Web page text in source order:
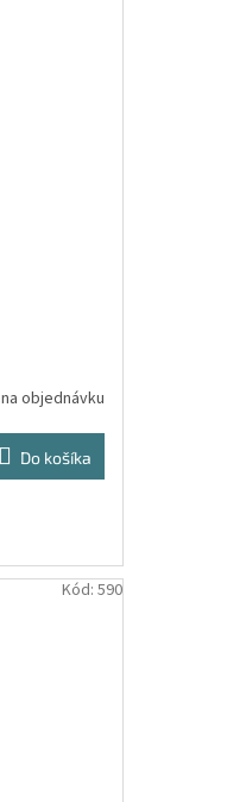
na objednávku
Do košíka
Kód: 590